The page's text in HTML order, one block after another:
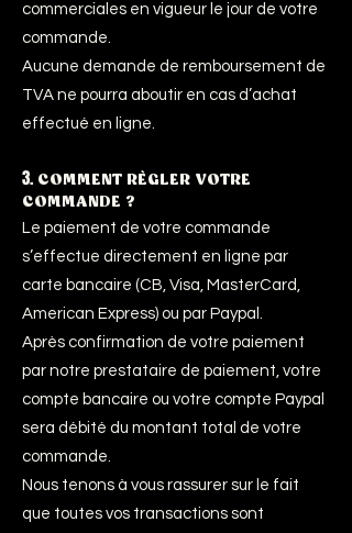
commerciales en vigueur le jour de votre
commande.
Aucune demande de remboursement de
TVA ne pourra aboutir en cas d’achat
effectué en ligne.
3. COMMENT RÈGLER VOTRE
COMMANDE ?
Le paiement de votre commande
s’effectue directement en ligne par
carte bancaire (CB, Visa, MasterCard,
American Express) ou par Paypal.
Après confirmation de votre paiement
par notre prestataire de paiement, votre
compte bancaire ou votre compte Paypal
sera débité du montant total de votre
commande.
Nous tenons à vous rassurer sur le fait
que toutes vos transactions sont